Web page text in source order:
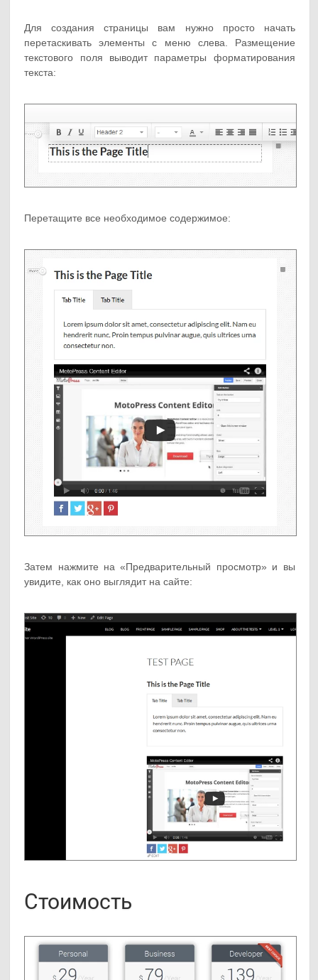
Для создания страницы вам нужно просто начать
перетаскивать элементы с меню слева. Размещение
текстового поля выводит параметры форматирования
текста:
Перетащите все необходимое содержимое:
Затем нажмите на «Предварительный просмотр» и вы
увидите, как оно выглядит на сайте:
Стоимость